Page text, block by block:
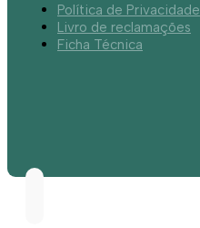
Política de Privacidade
Livro de reclamações
Ficha Técnica